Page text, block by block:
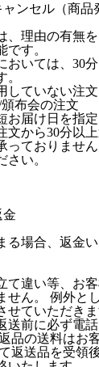
ンセル（商品
、理由の有無
です。
いては、30
していない注文
布会の注文
お届け日を指
文から30分以
っておりません
さい。
金
る場合、返金い
て違い等、お
せん。 例外と
せていただき
送前に必ず電
品の送料はお
返送品を受領